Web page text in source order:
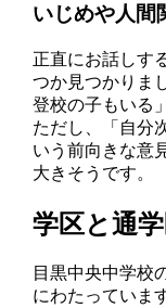
いじめや人間
正直にお話しす
つか見つかりま
登校の子もいる
ただし、「自分
いう前向きな意
大きそうです。
学区と通
目黒中央中学校
にわたっていま